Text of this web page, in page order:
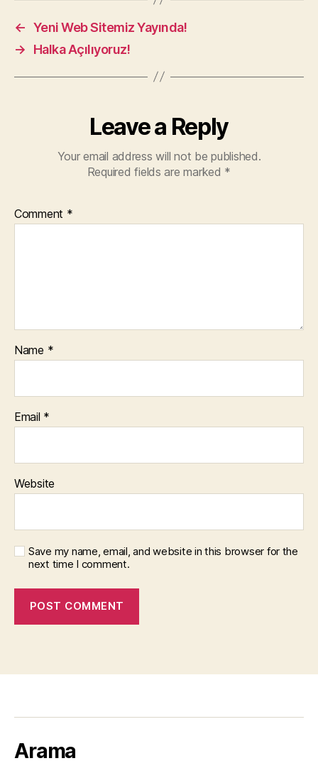
← Yeni Web Sitemiz Yayında!
→
Halka Açılıyoruz!
Leave a Reply
Your email address will not be published.
Required fields are marked *
Comment *
Name *
Email *
Website
Save my name, email, and website in this browser for the
next time I comment.
Arama